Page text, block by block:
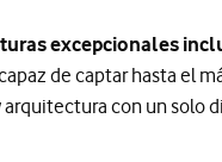
excepcionales
de captar hasta el
con un solo